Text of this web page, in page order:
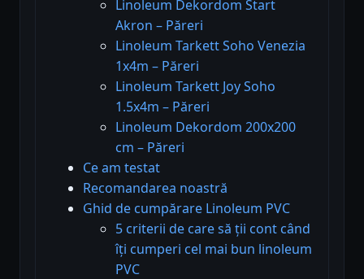
Linoleum Dekordom Start
Akron – Păreri
Linoleum Tarkett Soho Venezia
1x4m – Păreri
Linoleum Tarkett Joy Soho
1.5x4m – Păreri
Linoleum Dekordom 200x200
cm – Păreri
Ce am testat
Recomandarea noastră
Ghid de cumpărare Linoleum PVC
5 criterii de care să ții cont când
îți cumperi cel mai bun linoleum
PVC